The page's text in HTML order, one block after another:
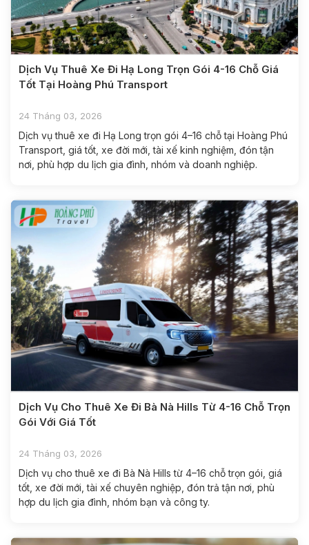
Dịch Vụ Thuê Xe Đi Hạ Long Trọn Gói 4-16 Chỗ Giá
Tốt Tại Hoàng Phú Transport
24 Tháng 03, 2026
Dịch vụ thuê xe đi Hạ Long trọn gói 4–16 chỗ tại Hoàng Phú
Transport, giá tốt, xe đời mới, tài xế kinh nghiệm, đón tận
nơi, phù hợp du lịch gia đình, nhóm và doanh nghiệp.
Dịch Vụ Cho Thuê Xe Đi Bà Nà Hills Từ 4-16 Chỗ Trọn
Gói Với Giá Tốt
24 Tháng 03, 2026
Dịch vụ cho thuê xe đi Bà Nà Hills từ 4–16 chỗ trọn gói, giá
tốt, xe đời mới, tài xế chuyên nghiệp, đón trả tận nơi, phù
hợp du lịch gia đình, nhóm bạn và công ty.